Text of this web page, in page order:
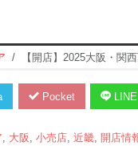
【開店】2025大阪・関
Pocket LINE
大阪 小売店, 近畿, 開店情